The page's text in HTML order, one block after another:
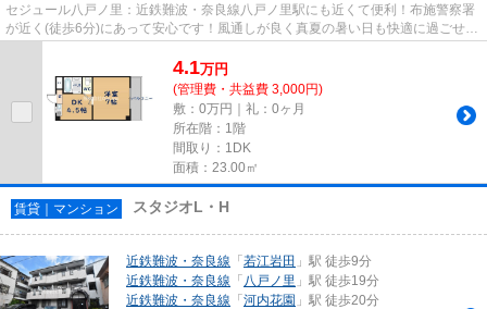
セジュール八戸ノ里：近鉄難波・奈良線八戸ノ里駅にも近くて便利！布施警察署
が近く(徒歩6分)にあって安心です！風通しが良く真夏の暑い日も快適に過ごせる
物件です！駅から徒歩8分に...
4.1万円
(管理費・共益費 3,000円)
敷：0万円｜礼：0ヶ月
所在階：1階
間取り：1DK
面積：23.00㎡
賃貸｜マンション スタジオL・H
近鉄難波・奈良線 「若江岩田 」駅 徒歩9分
近鉄難波・奈良線 「 八戸ノ里 」駅 徒歩19分
近鉄難波・奈良線 「河内花園 」駅 徒歩20分